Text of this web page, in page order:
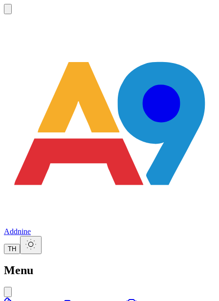
Addnine
TH
Menu